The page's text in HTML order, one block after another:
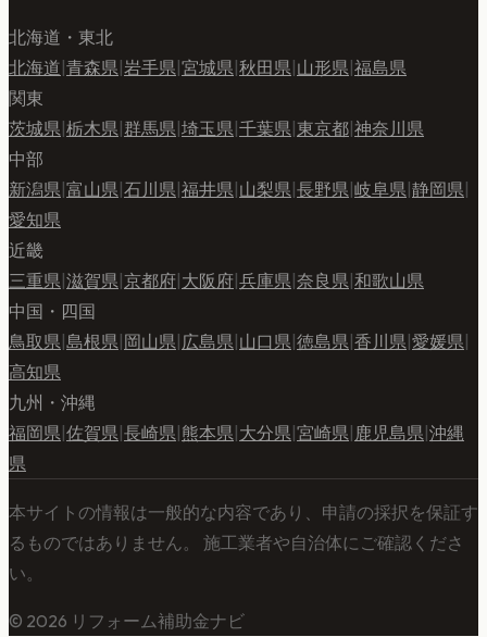
北海道・東北
北海道 青森県 岩手県 宮城県 秋田県 山形県 福島県
関東
茨城県 栃木県 群馬県 埼玉県 千葉県 東京都 神奈川県
中部
新潟県 富山県 石川県 福井県 山梨県 長野県 岐阜県 静岡県
愛知県
近畿
三重県 滋賀県 京都府 大阪府 兵庫県 奈良県 和歌山県
中国・四国
鳥取県 島根県 岡山県 広島県 山口県 徳島県 香川県 愛媛県
高知県
九州・沖縄
福岡県 佐賀県 長崎県 熊本県 大分県 宮崎県 鹿児島県 沖縄
県
本サイトの情報は一般的な内容であり、申請の採択を保証す
るものではありません。 施工業者や自治体にご確認くださ
い。
© 2026 リフォーム補助金ナビ